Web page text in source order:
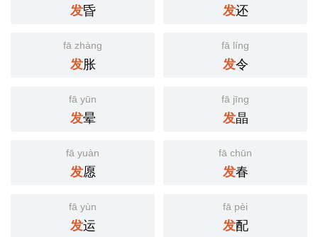
发昏 发还
fā zhàng
发胀
fā líng
发令
fā yūn
发晕
fā jīng
发晶
fā yuàn
发愿
fā chūn
发春
fā yùn
发运
fā pèi
发配